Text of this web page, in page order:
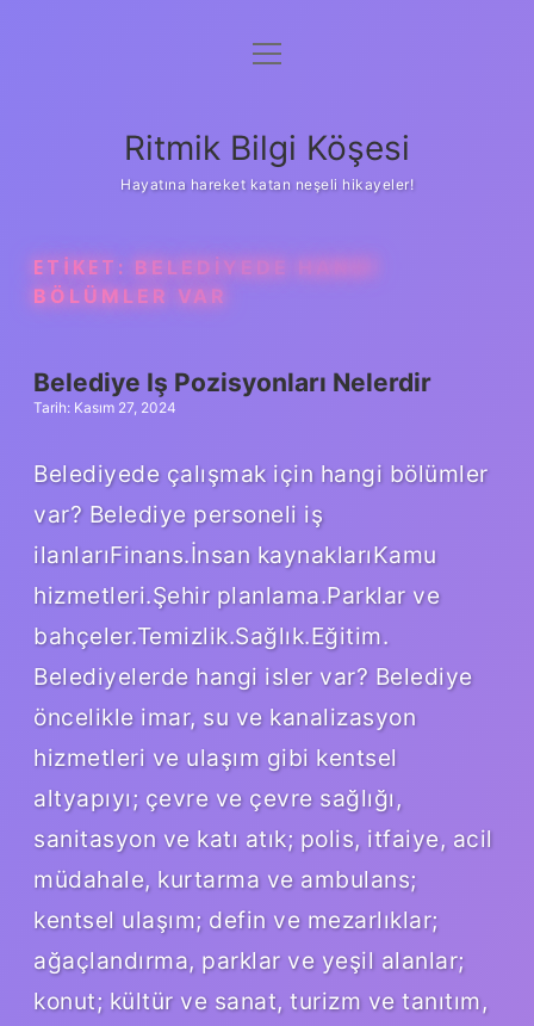
Anasayfa
Yasal Uyarı
menüyü
Ritmik Bilgi Köşesi
Hayatına hareket katan neşeli hikayeler!
ETIKET: BELEDIYEDE HANGI
BÖLÜMLER VAR
Belediye Iş Pozisyonları Nelerdir
Tarih: Kasım 27, 2024
Belediyede çalışmak için hangi bölümler
var? Belediye personeli iş
ilanlarıFinans.İnsan kaynaklarıKamu
hizmetleri.Şehir planlama.Parklar ve
bahçeler.Temizlik.Sağlık.Eğitim.
Belediyelerde hangi isler var? Belediye
öncelikle imar, su ve kanalizasyon
hizmetleri ve ulaşım gibi kentsel
altyapıyı; çevre ve çevre sağlığı,
sanitasyon ve katı atık; polis, itfaiye, acil
müdahale, kurtarma ve ambulans;
kentsel ulaşım; defin ve mezarlıklar;
ağaçlandırma, parklar ve yeşil alanlar;
konut; kültür ve sanat, turizm ve tanıtım,